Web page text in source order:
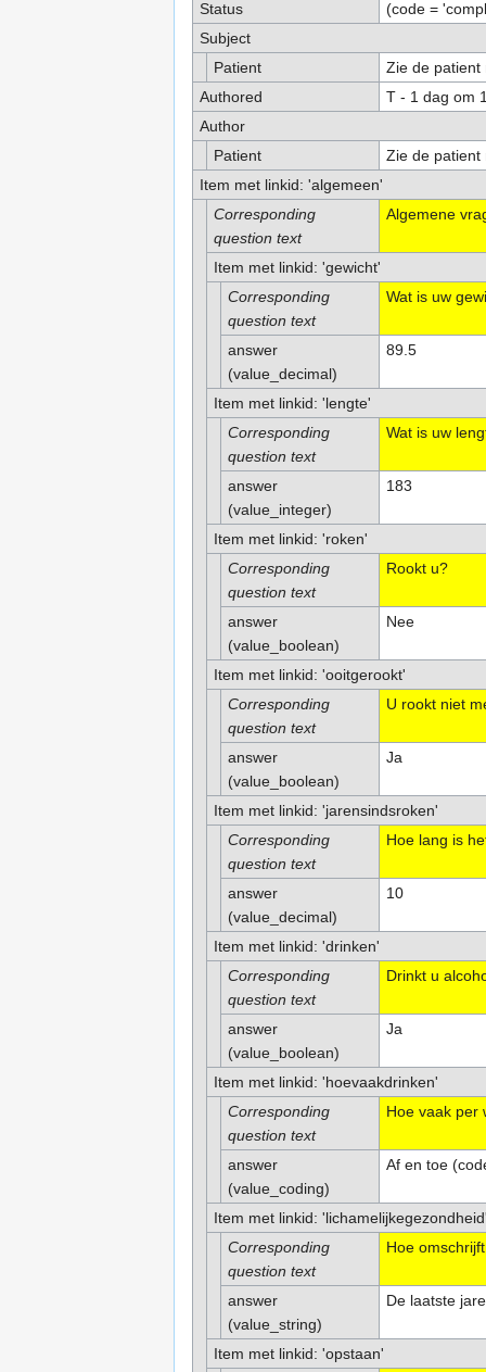
Status
(code =
Subject
Patient
Zie de patient
Authored
T - 1 dag om
Author
Patient
Zie de patient
Item met linkid: 'algemeen'
Corresponding
question text
Algemene
Item met linkid: 'gewicht'
Corresponding
question text
Wat is uw
answer
(value_decimal)
89.5
Item met linkid: 'lengte'
Corresponding
question text
Wat is uw
answer
(value_integer)
183
Item met linkid: 'roken'
Corresponding
question text
Rookt u?
answer
(value_boolean)
Nee
Item met linkid: 'ooitgerookt'
Corresponding
question text
U rookt niet
answer
(value_boolean)
Ja
Item met linkid: 'jarensindsroken'
Corresponding
question text
Hoe lang is
answer
(value_decimal)
10
Item met linkid: 'drinken'
Corresponding
question text
Drinkt u
answer
(value_boolean)
Ja
Item met linkid: 'hoevaakdrinken'
Corresponding
question text
Hoe vaak per
answer
(value_coding)
Af en toe
Item met linkid:
Corresponding
question text
Hoe
answer
(value_string)
De laatste
Item met linkid: 'opstaan'